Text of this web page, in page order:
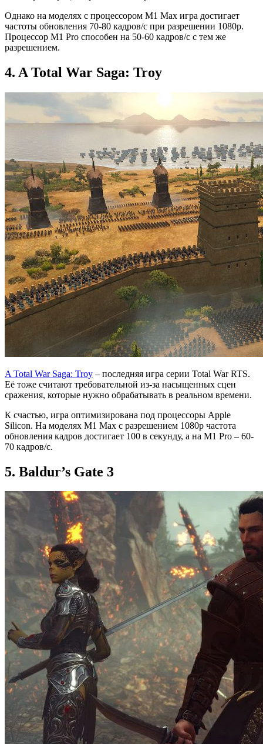
Однако на моделях с процессором ‌M1 Max‌ игра достигает
частоты обновления 70-80 кадров/с при разрешении 1080p.
Процессор ‌M1‌ Pro способен на 50-60 кадров/с с тем же
разрешением.
4. A Total War Saga: Troy
A Total War Saga: Troy – последняя игра серии Total War RTS.
Её тоже считают требовательной из-за насыщенных сцен
сражения, которые нужно обрабатывать в реальном времени.
К счастью, игра оптимизирована под процессоры Apple
Silicon. На моделях ‌M1 Max‌ с разрешением 1080p частота
обновления кадров достигает 100 в секунду, а на ‌M1‌ Pro – 60-
70 кадров/с.
5. Baldur’s Gate 3